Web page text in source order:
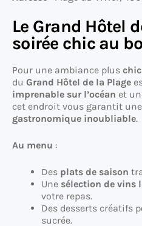
Le Grand Hôtel
soirée chic au
Pour une ambiance plus
du Grand Hôtel de la Plage
imprenable sur l’océan et
cet endroit vous garantit
gastronomique inoubliable.
Au menu :
Des plats de saison
Une sélection de vins
votre repas.
Des desserts créatifs
sucrée.